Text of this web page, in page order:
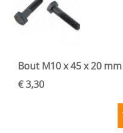
Bout M10 x 45 x 20
€ 3,30